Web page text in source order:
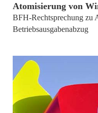
Atomisierung von
BFH-Rechtsprechung zu
Betriebsausgabenabzug